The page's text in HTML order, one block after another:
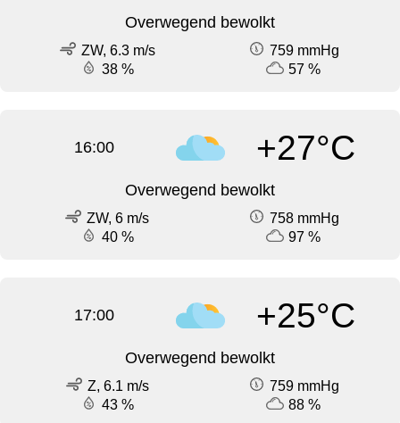
Overwegend bewolkt
ZW, 6.3 m/s
759 mmHg
38 %
57 %
16:00 +27°C
Overwegend bewolkt
ZW, 6 m/s
758 mmHg
40 %
97 %
17:00 +25°C
Overwegend bewolkt
Z, 6.1 m/s
759 mmHg
43 %
88 %